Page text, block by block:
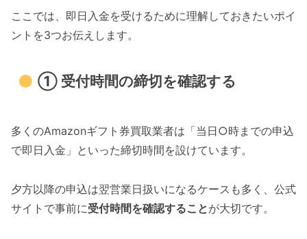
ここでは、即日入金を受けるために理解しておきたいポイ
ントを3つお伝えします。
① 受付時間の締切を確認する
多くのAmazonギフト券買取業者は「当日○時までの申込
で即日入金」といった締切時間を設けています。
夕方以降の申込は翌営業日扱いになるケースも多く、公式
サイトで事前に受付時間を確認することが大切です。